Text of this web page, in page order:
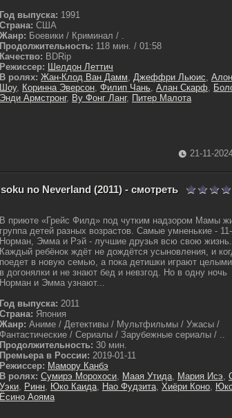
Год выпуска: 1991
Страна: США
Жанр: Боевики / Криминал / .
Продолжительность: 118 мин. / 01:58
Качество: BDRip
Режиссер: Шелдон Леттич
В ролях: Жан-Клод Ван Дамм, Джеффри Льюис,
Шоу, Коринна Эверсон, Филип Чань, Алан Скарф,
Энди Армстронг, Ву Фонг Ланг, Питер Малота
21-11-
no Neverland (2011) - смотреть
В приюте «Грейс Филд» под чутким надзором Мамы
группа детей разных возрастов. Самые умненькие -
Норман, Эмма и Рэй - лучшие друзья всю свою жизнь.
Каждый ребёнок ждёт не дождётся усыновления, и
поедет в новую семью, а пока детишки играют
в догонялки и не знают бед и невзгод. Но в одну ночь
Норман и Эмма узнают...
Год выпуска: 2011
Страна: Япония
Жанр: Аниме / Детективы / Мультфильмы / Ужасы /
Фантастические / Сериалы / Зарубежные сериалы / ..
Продолжительность: 30 мин.
Премьера в России: 2019-01-11
Режиссер: Мамору Канбэ
В ролях: Сумирэ Морохоси, Маая Утида, Мария Исэ,
Уэки, Ринн, Юко Каида, Нао Фудзита, Хиёри Коно,
Ёсино Аояма